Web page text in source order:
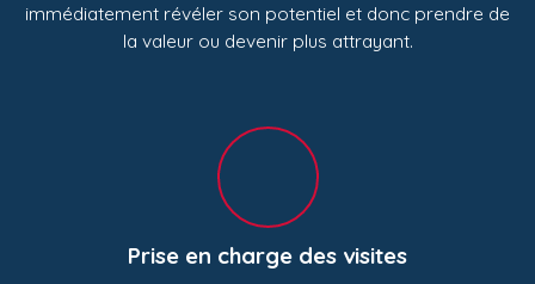
immédiatement révéler son potentiel et donc prendre de
la valeur ou devenir plus attrayant.
Prise en charge des visites